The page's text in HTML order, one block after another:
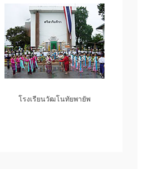
โรงเรียนวัฒโนทัยพายัพ